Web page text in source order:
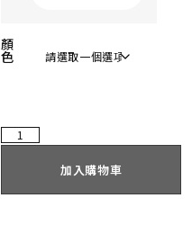
顏
色
加入購物車